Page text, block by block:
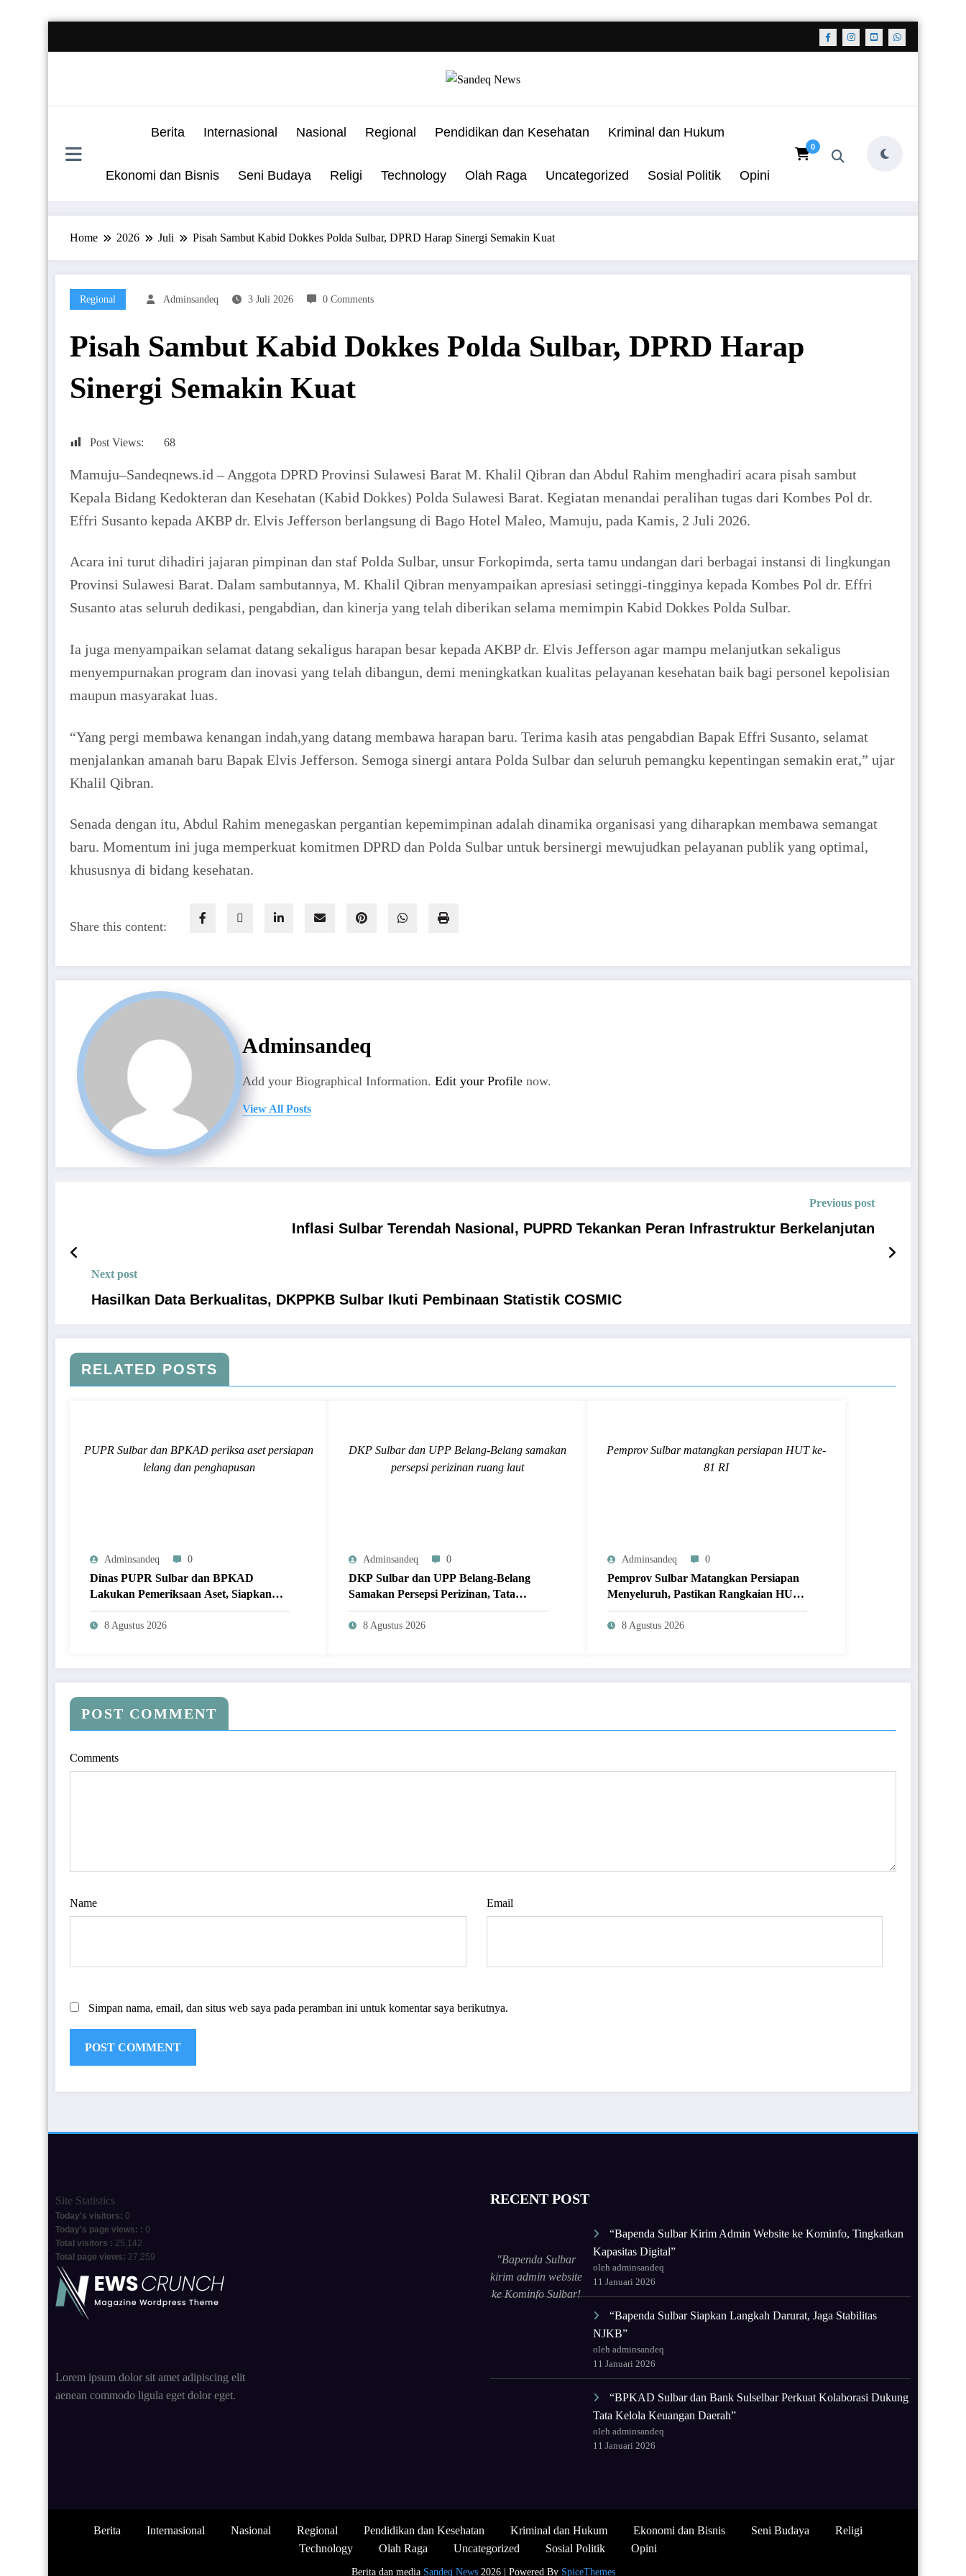
Berita Internasional Nasional Regional Pendidikan dan Kesehatan Kriminal dan Hukum
Ekonomi dan Bisnis Seni Budaya Religi Technology Olah Raga Uncategorized Sosial Politik Opini
0
Home 2026 Juli Pisah Sambut Kabid Dokkes Polda Sulbar, DPRD Harap Sinergi Semakin Kuat
Regional Adminsandeq 3 Juli 2026 0 Comments
Pisah Sambut Kabid Dokkes Polda Sulbar, DPRD Harap
Sinergi Semakin Kuat
Post Views: 68
Mamuju–Sandeqnews.id – Anggota DPRD Provinsi Sulawesi Barat M. Khalil Qibran dan Abdul Rahim menghadiri acara pisah sambut
Kepala Bidang Kedokteran dan Kesehatan (Kabid Dokkes) Polda Sulawesi Barat. Kegiatan menandai peralihan tugas dari Kombes Pol dr.
Effri Susanto kepada AKBP dr. Elvis Jefferson berlangsung di Bago Hotel Maleo, Mamuju, pada Kamis, 2 Juli 2026.
Acara ini turut dihadiri jajaran pimpinan dan staf Polda Sulbar, unsur Forkopimda, serta tamu undangan dari berbagai instansi di lingkungan
Provinsi Sulawesi Barat. Dalam sambutannya, M. Khalil Qibran menyampaikan apresiasi setinggi-tingginya kepada Kombes Pol dr. Effri
Susanto atas seluruh dedikasi, pengabdian, dan kinerja yang telah diberikan selama memimpin Kabid Dokkes Polda Sulbar.
Ia juga menyampaikan selamat datang sekaligus harapan besar kepada AKBP dr. Elvis Jefferson agar mampu melanjutkan sekaligus
menyempurnakan program dan inovasi yang telah dibangun, demi meningkatkan kualitas pelayanan kesehatan baik bagi personel kepolisian
maupun masyarakat luas.
“Yang pergi membawa kenangan indah,yang datang membawa harapan baru. Terima kasih atas pengabdian Bapak Effri Susanto, selamat
menjalankan amanah baru Bapak Elvis Jefferson. Semoga sinergi antara Polda Sulbar dan seluruh pemangku kepentingan semakin erat,” ujar
Khalil Qibran.
Senada dengan itu, Abdul Rahim menegaskan pergantian kepemimpinan adalah dinamika organisasi yang diharapkan membawa semangat
baru. Momentum ini juga memperkuat komitmen DPRD dan Polda Sulbar untuk bersinergi mewujudkan pelayanan publik yang optimal,
khususnya di bidang kesehatan.
Share this content:
Adminsandeq
Add your Biographical Information. Edit your Profile now.
View All Posts
Previous post
Inflasi Sulbar Terendah Nasional, PUPRD Tekankan Peran Infrastruktur Berkelanjutan
Next post
Hasilkan Data Berkualitas, DKPPKB Sulbar Ikuti Pembinaan Statistik COSMIC
RELATED POSTS
PUPR Sulbar dan BPKAD periksa aset persiapan
lelang dan penghapusan
Adminsandeq 0
Dinas PUPR Sulbar dan BPKAD
Lakukan Pemeriksaan Aset, Siapkan
Lelang dan Penghapusan Barang Milik
Daerah
8 Agustus 2026
DKP Sulbar dan UPP Belang-Belang samakan
persepsi perizinan ruang laut
Adminsandeq 0
DKP Sulbar dan UPP Belang-Belang
Samakan Persepsi Perizinan, Tata
Kelola Ruang Laut Tertib dan
Berkelanjutan
8 Agustus 2026
Pemprov Sulbar matangkan persiapan HUT ke-
81 RI
Adminsandeq 0
Pemprov Sulbar Matangkan Persiapan
Menyeluruh, Pastikan Rangkaian HUT
ke-81 RI Berjalan Tertib dan Khidmat
8 Agustus 2026
POST COMMENT
Comments
Name Email
Simpan nama, email, dan situs web saya pada peramban ini untuk komentar saya berikutnya.
Site Statistics
Today's visitors: 0
Today's page views: : 0
Total visitors : 25,142
Total page views: 27,259
Lorem ipsum dolor sit amet adipiscing elit
aenean commodo ligula eget dolor eget.
RECENT POST
"Bapenda Sulbar
kirim admin website
ke Kominfo Sulbar!
“Bapenda Sulbar Kirim Admin Website ke Kominfo, Tingkatkan
Kapasitas Digital”
oleh adminsandeq
11 Januari 2026
“Bapenda Sulbar Siapkan Langkah Darurat, Jaga Stabilitas
NJKB”
oleh adminsandeq
11 Januari 2026
“BPKAD Sulbar dan Bank Sulselbar Perkuat Kolaborasi Dukung
Tata Kelola Keuangan Daerah”
oleh adminsandeq
11 Januari 2026
Berita Internasional Nasional Regional Pendidikan dan Kesehatan Kriminal dan Hukum Ekonomi dan Bisnis Seni Budaya
Religi
Technology
Olah Raga Uncategorized Sosial Politik Opini
Berita dan media Sandeq News2026 | Powered By SpiceThemes